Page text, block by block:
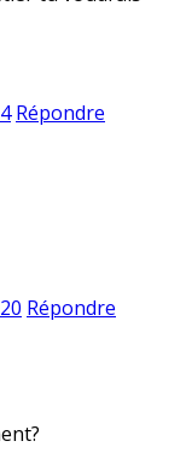
Répondre
Répondre